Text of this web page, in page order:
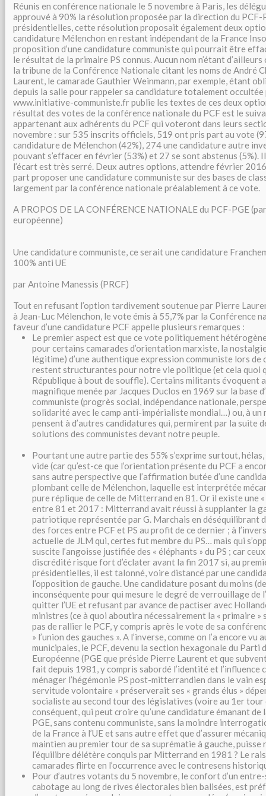
Réunis en conférence nationale le 5 novembre à Paris, les
approuvé à 90% la résolution proposée par la direction du PCF-
présidentielles, cette résolution proposait également deux
candidature Mélenchon en restant indépendant de la France
proposition d’une candidature communiste qui pourrait être
le résultat de la primaire PS connus. Aucun nom n’étant
la tribune de la Conférence Nationale citant les noms de André
Laurent, le camarade Gauthier Weinmann, par exemple, étant
depuis la salle pour rappeler sa candidature totalement
www.initiative-communiste.fr publie les textes de ces deux
résultat des votes de la conférence nationale du PCF est le
appartenant aux adhérents du PCF qui voteront dans leurs
novembre : sur 535 inscrits officiels, 519 ont pris part au vote
candidature de Mélenchon (42%), 274 une candidature autre
pouvant s’effacer en février (53%) et 27 se sont abstenus (5%).
l’écart est très serré. Deux autres options, attendre février 2016
part proposer une candidature communiste sur des bases de
largement par la conférence nationale préalablement à ce vote.
A PROPOS DE LA CONFÉRENCE NATIONALE du PCF-PGE
européenne)
Une candidature communiste, ce serait une candidature
100% anti UE
par Antoine Manessis (PRCF)
Tout en refusant l’option tardivement soutenue par Pierre
à Jean-Luc Mélenchon, le vote émis à 55,7% par la Conférence
faveur d’une candidature PCF appelle plusieurs remarques :
Le premier aspect est que ce vote politiquement
pour certains camarades d’orientation marxiste, la
légitime) d’une authentique expression communiste lors de
restent structurantes pour notre vie politique (et cela quoi
République à bout de souffle). Certains militants évoquent
magnifique menée par Jacques Duclos en 1969 sur la base
communiste (progrès social, indépendance nationale,
solidarité avec le camp anti-impérialiste mondial…) ou, à un
pensent à d’autres candidatures qui, permirent par la suite
solutions des communistes devant notre peuple.
Pourtant une autre partie des 55% s’exprime surtout,
vide (car qu’est-ce que l’orientation présente du PCF a
sans autre perspective que l’affirmation butée d’une
plombant celle de Mélenchon, laquelle est interprétée
pure réplique de celle de Mitterrand en 81. Or il existe une
entre 81 et 2017 : Mitterrand avait réussi à supplanter la
patriotique représentée par G. Marchais en déséquilibrant
des forces entre PCF et PS au profit de ce dernier ; à
actuelle de JLM qui, certes fut membre du PS… mais qui
suscite l’angoisse justifiée des « éléphants » du PS ; car
discrédité risque fort d’éclater avant la fin 2017 si, au
présidentielles, il est talonné, voire distancé par une
l’opposition de gauche. Une candidature posant du moins
inconséquente pour qui mesure le degré de verrouillage de
quitter l’UE et refusant par avance de pactiser avec
ministres (ce à quoi aboutira nécessairement la « primaire »
pas de rallier le PCF, y compris après le vote de sa
» l’union des gauches ». A l’inverse, comme on l’a encore vu
municipales, le PCF, devenu la section hexagonale du Parti
Européenne (PGE que préside Pierre Laurent et que
fait depuis 1981, y compris sabordé l’identité et l’influence
ménager l’hégémonie PS post-mitterrandien dans le vain
servitude volontaire » préserverait ses « grands élus »
socialiste au second tour des législatives (voire au 1er tour
conséquent, qui peut croire qu’une candidature émanant
PGE, sans contenu communiste, sans la moindre
de la France à l’UE et sans autre effet que d’assurer
maintien au premier tour de sa suprématie à gauche, puisse
l’équilibre délétère conquis par Mitterrand en 1981 ? Le
camarades flirte en l’occurrence avec le contresens
Pour d’autres votants du 5 novembre, le confort d’un entre-
cabotage au long de rives électorales bien balisées, est